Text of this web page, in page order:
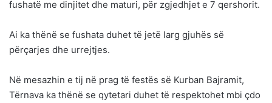
fushatë me dinjitet dhe maturi, për zgjedhjet e 7 qershorit.
Ai ka thënë se fushata duhet të jetë larg gjuhës së
përçarjes dhe urrejtjes.
Në mesazhin e tij në prag të festës së Kurban Bajramit,
Tërnava ka thënë se qytetari duhet të respektohet mbi çdo